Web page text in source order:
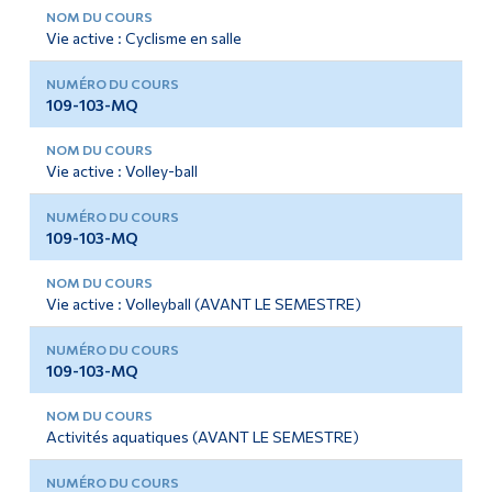
Vie active : Cyclisme en salle
109-103-MQ
Vie active : Volley-ball
109-103-MQ
Vie active : Volleyball (AVANT LE SEMESTRE)
109-103-MQ
Activités aquatiques (AVANT LE SEMESTRE)